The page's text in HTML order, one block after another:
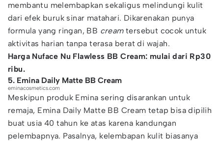
membantu melembapkan sekaligus melindungi kulit
dari efek buruk sinar matahari. Dikarenakan punya
formula yang ringan, BB creamtersebut cocok untuk
aktivitas harian tanpa terasa berat di wajah.
Harga Nuface Nu Flawless BB Cream: mulai dari Rp30
ribu.
5. Emina Daily Matte BB Cream
eminacosmetics.com
Meskipun produk Emina sering disarankan untuk
remaja, Emina Daily Matte BB Cream tetap bisa dipilih
buat usia 40 tahun ke atas karena kandungan
pelembapnya. Pasalnya, kelembapan kulit biasanya